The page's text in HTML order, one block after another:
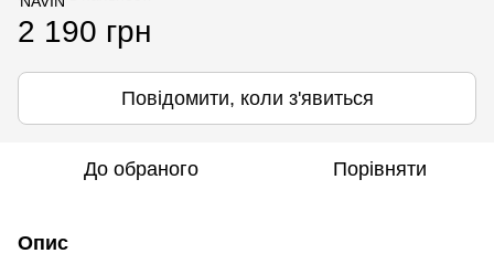
2 190 грн
Повідомити, коли з'явиться
До обраного Порівняти
Опис